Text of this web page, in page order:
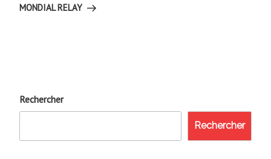
MONDIAL RELAY
Rechercher
Rechercher